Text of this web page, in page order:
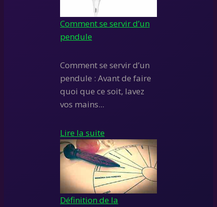
Comment se servir d’un
pendule
Comment se servir d’un
pendule : Avant de faire
quoi que ce soit, lavez
vos mains...
Lire la suite
Définition de la